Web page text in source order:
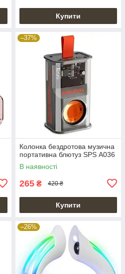
Купити
–37%
Колонка бездротова музична
портативна блютуз SPS А036
В наявності
265 ₴ 420 ₴
Купити
–26%